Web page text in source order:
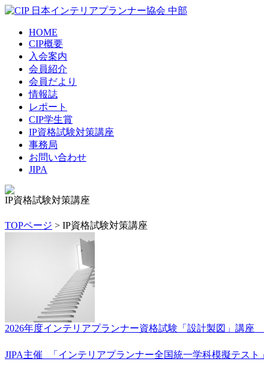
HOME
CIP概要
入会案内
会員紹介
会員だより
情報誌
レポート
CIP学生賞
IP資格試験対策講座
事務局
お問い合わせ
JIPA
IP資格試験対策講座
TOPページ > IP資格試験対策講座
2026年度インテリアプランナー資格試験「設計製図」講
JIPA主催 「インテリアプランナー全国統一学科模擬テスト